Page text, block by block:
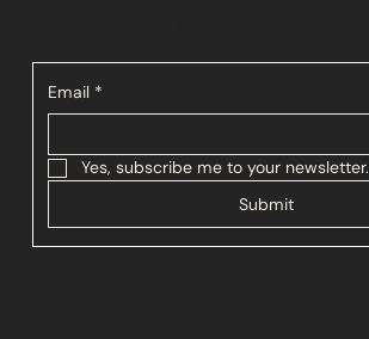
Email *
Yes, subscribe me to your newsletter.
Submit